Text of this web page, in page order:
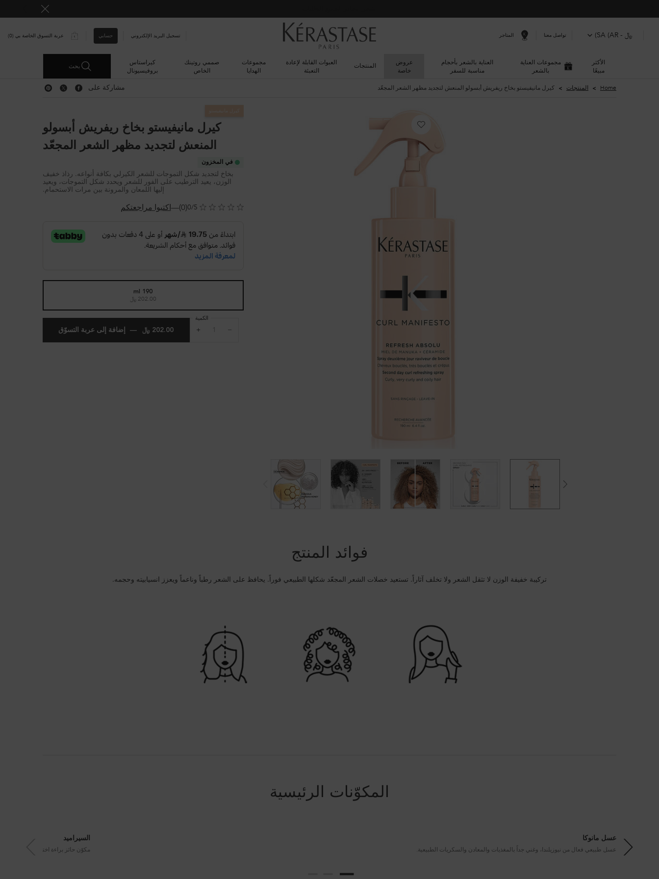
﷼ - SA (AR) تواصل معنا المتاجر تسجيل البريد الإلكتروني حسابي عربة التسوق الخاصة بي 0
الأكثر
مبيعًا
مجموعات العناية
بالشعر
العناية بالشعر بأحجام
مناسبة للسفر
عروض
خاصة
المنتجات
العبوات القابلة لإعادة
التعبئة
مجموعات
الهدايا
صممي روتينك
الخاص
كيراستاس
بروفيسيونال
بحث
Home المنتجات كيرل مانيفيستو بخاخ ريفريش أبسولو المنعش لتجديد مظهر الشعر المجعّد مشاركة على مشاركة على Facebook
مشاركة على Twitterمشاركة على Pinterest
كيرل مانيفيستو بخاخ ريفريش أبسولو
المنعش لتجديد مظهر الشعر المجعّد
في المخزون
بخاخ لتجديد شكل التموجات للشعر الكيرلي بكافة أنواعه. رذاذ خفيف
الوزن، يعيد الترطيب على الفور للشعر ويحدد شكل التموجات، ويعيد
إليها اللمعان والمرونة بين مرات الاستحمام.
0/5
(0)
—اكتبوا مراجعتكم
Selected
190 ml
202.00 ﷼
, 1 of 1
−
الكمية
+ 202.00 ﷼ ―
إضافة إلى عربة التسوّق
فوائد المنتج
تركيبة خفيفة الوزن لا تثقل الشعر ولا تخلف آثاراً. تستعيد خصلات الشعر المجعّد شكلها الطبيعي فوراً. يحافظ على الشعر رطباً وناعماً ويعزز انسيابيته وحجمه.
المكوّنات الرئيسية
عسل مانوكا
عسل طبيعي فعال من نيوزيلندا، وغني جداً بالمغذيات والمعادن والسكريات الطبيعية.
السيراميد
مكوّن حائز براءة اختراع يعمل على